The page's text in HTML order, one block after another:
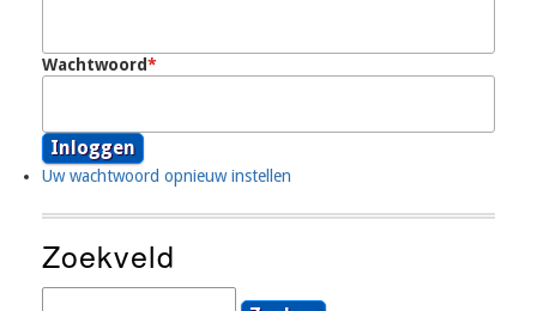
Wachtwoord
Uw wachtwoord opnieuw instellen
Zoekveld